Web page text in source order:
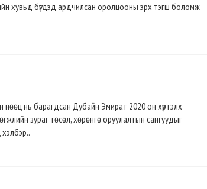
хувьд бүгдэд ардчилсан оролцооны эрх тэгш боломж
нь барагдсан Дубайн Эмират 2020 он хүртэлх
зураг төсөл, хөрөнгө оруулалтын сангуудыг